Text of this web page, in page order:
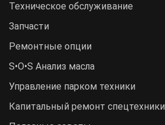
Техническое обслуживание
Запчасти
Ремонтные опции
S•O•S Анализ масла
Управление парком техники
Капитальный ремонт спецтехники